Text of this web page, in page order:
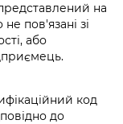
на
пов'язані зі
або
код
до